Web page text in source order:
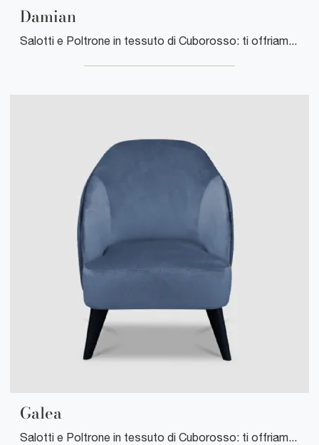
Damian
Salotti e Poltrone in tessuto di Cuborosso: ti offriamo il modello Damian in tessuto per impreziosire i tuoi spazi.
Galea
Salotti e Poltrone in tessuto di Cuborosso: ti offriamo il modello Galea in tessuto per completare i tuoi spazi.